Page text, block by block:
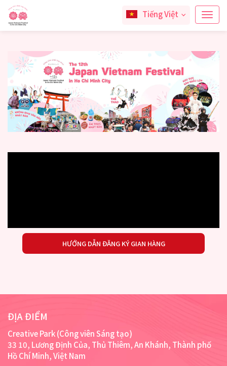
Tiếng Việt
HƯỚNG DẪN ĐĂNG KÝ GIAN HÀNG
ĐỊA ĐIỂM
Creative Park (Công viên Sáng tạo)
33 10, Lương Định Của, Thủ Thiêm, An Khánh, Thành phố
Hồ Chí Minh, Việt Nam